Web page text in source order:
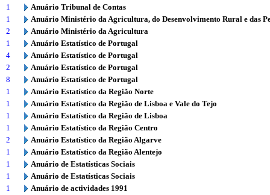
1
Anuário Tribunal de Contas
1
Anuário Ministério da Agricultura, do Desenvolvimento Rural e das
2
Anuário Ministério da Agricultura
1
Anuário Estatístico de Portugal
4
Anuário Estatístico de Portugal
2
Anuário Estatístico de Portugal
8
Anuário Estatístico de Portugal
1
Anuário Estatístico da Região Norte
1
Anuário Estatístico da Região de Lisboa e Vale do Tejo
1
Anuário Estatístico da Região de Lisboa
1
Anuário Estatístico da Região Centro
2
Anuário Estatístico da Região Algarve
1
Anuário Estatístico da Região Alentejo
1
Anuário de Estatísticas Sociais
1
Anuário de Estatísticas Sociais
1
Anuário de actividades 1991